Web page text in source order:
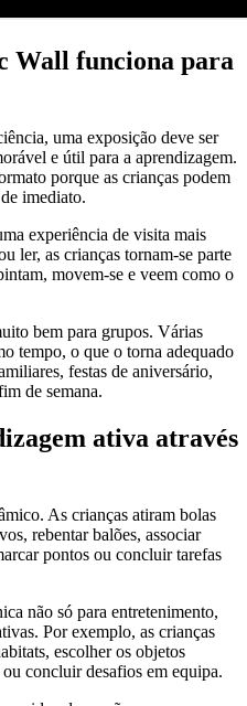
Wall funciona para
uma exposição deve ser
e útil para a aprendizagem.
porque as crianças podem
imediato.
experiência de visita mais
ler, as crianças tornam-se parte
movem-se e veem como o
bem para grupos. Várias
tempo, o que o torna adequado
festas de aniversário,
de semana.
ativa através
As crianças atiram bolas
rebentar balões, associar
pontos ou concluir tarefas
não só para entretenimento,
Por exemplo, as crianças
escolher os objetos
concluir desafios em equipa.